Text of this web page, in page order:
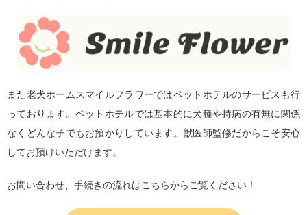
また老犬ホームスマイルフラワーではペットホテルのサービスも行
っております。ペットホテルでは基本的に犬種や持病の有無に関係
なくどんな子でもお預かりしています。獣医師監修だからこそ安心
してお預けいただけます。
お問い合わせ、手続きの流れはこちらからご覧ください！